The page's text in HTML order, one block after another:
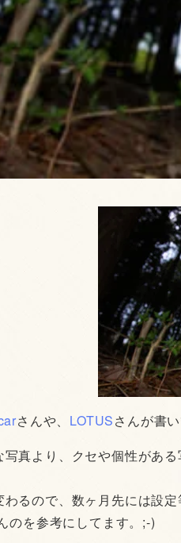
さんや、 LOTUSさんが書
写真より、クセや個性があ
わるので、数ヶ月先には設
のを参考にしてます。;-)